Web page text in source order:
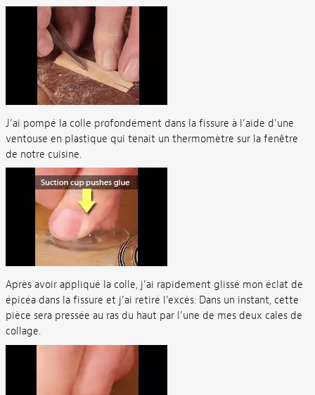
J’ai pompé la colle profondément dans la fissure à l’aide d’une
ventouse en plastique qui tenait un thermomètre sur la fenêtre
de notre cuisine.
Après avoir appliqué la colle, j’ai rapidement glissé mon éclat de
épicéa dans la fissure et j’ai retiré l’excès. Dans un instant, cette
pièce sera pressée au ras du haut par l’une de mes deux cales de
collage.